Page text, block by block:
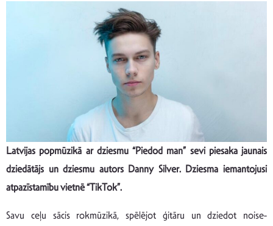
Latvijas popmūzikā ar dziesmu “Piedod man” sevi piesaka jaunais
dziedātājs un dziesmu autors Danny Silver. Dziesma iemantojusi
atpazīstamību vietnē “TikTok”.
Savu ceļu sācis rokmūzikā, spēlējot ģitāru un dziedot noise-